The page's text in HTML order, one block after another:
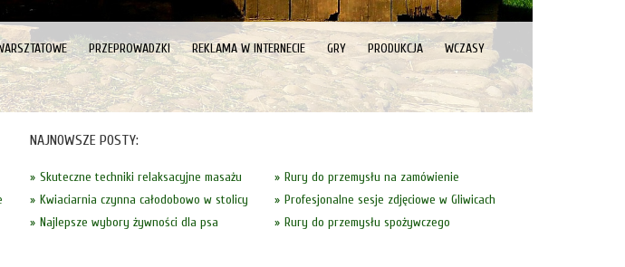
PRZEPROWADZKI REKLAMA W INTERNECIE GRY PRODUKCJA WCZASY
NAJNOWSZE POSTY:
Rury do przemysłu na zamówienie
Skuteczne techniki relaksacyjne masażu
Profesjonalne sesje zdjęciowe w Gliwicach
Kwiaciarnia czynna całodobowo w stolicy
Rury do przemysłu spożywczego
Najlepsze wybory żywności dla psa